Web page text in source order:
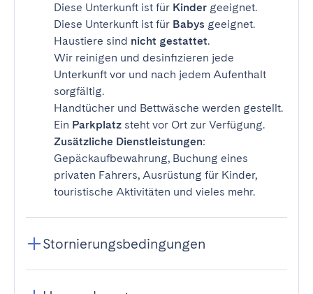
Diese Unterkunft ist für Kinder geeignet.
Diese Unterkunft ist für Babys geeignet.
Haustiere sind nicht gestattet.
Wir reinigen und desinfizieren jede
Unterkunft vor und nach jedem Aufenthalt
sorgfältig.
Handtücher und Bettwäsche werden gestellt.
Ein Parkplatz steht vor Ort zur Verfügung.
Zusätzliche Dienstleistungen:
Gepäckaufbewahrung, Buchung eines
privaten Fahrers, Ausrüstung für Kinder,
touristische Aktivitäten und vieles mehr.
Stornierungsbedingungen